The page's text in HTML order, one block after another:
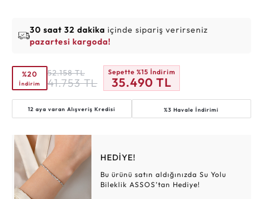
30 saat 32 dakika içinde sipariş verirseniz
pazartesi kargoda!
%20
İndirim
52.158 TL
41.753 TL
Sepette %15 İndirim
35.490 TL
12 aya varanAlışveriş Kredisi %3 Havale İndirimi
HEDİYE!
Bu ürünü satın aldığınızda Su Yolu
Bileklik ASSOS’tan Hediye!